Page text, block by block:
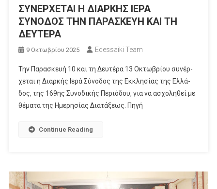
ΣΥΝΕΡΧΕΤΑΙ Η ΔΙΑΡΚΗΣ ΙΕΡΑ
ΣΥΝΟΔΟΣ ΤΗΝ ΠΑΡΑΣΚΕΥΗ ΚΑΙ ΤΗ
ΔΕΥΤΕΡΑ
9 Οκτωβρίου 2025 Edessaiki Team
Την Παρασκευή 10 και τη Δευτέρα 13 Οκτω­βρίου συνέρ­
χε­ται η Δι­αρ­κής Ιερά Σύ­νο­δος της Εκ­κλη­σίας της Ελ­λά­
δος, της 169ης Συ­νο­δι­κής Πε­ρι­ό­δου, για να ασχο­λη­θεί με
θέ­ματα της Ημε­ρη­σίας Δι­α­τά­ξεως. Πηγή
Continue Reading